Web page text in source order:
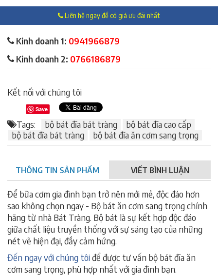
Liên hệ ngay để có giá ưu đãi nhất
Kinh doanh 1: 0941966879
Kinh doanh 2: 0766186879
Kết nối với chúng tôi
Save
Tags: bộ bát đĩa bát tràng
bộ bát đĩa cao cấp
bộ bát đĩa bát tràng
bộ bát đĩa ăn cơm sang trọng
THÔNG TIN SẢN PHẨM VIẾT BÌNH LUẬN
Để bữa cơm gia đình bạn trở nên mới mẻ, độc đáo hơn
sao không chọn ngay - Bộ bát ăn cơm sang trọng chính
hãng từ nhà Bát Tràng. Bộ bát là sự kết hợp độc đáo
giữa chất liệu truyền thống với sự sáng tạo của những
nét vẽ hiện đại, đầy cảm hứng.
Đến ngay với chúng tôiđể được tư vấn bộ bát đĩa ăn
cơm sang trọng, phù hợp nhất với gia đình bạn.